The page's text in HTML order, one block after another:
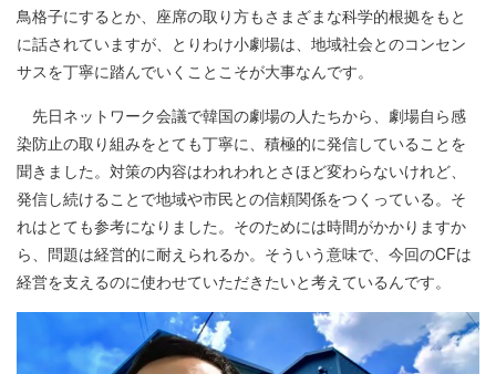
鳥格子にするとか、座席の取り方もさまざまな科学的根拠をもと
に話されていますが、とりわけ小劇場は、地域社会とのコンセン
サスを丁寧に踏んでいくことこそが大事なんです。
先日ネットワーク会議で韓国の劇場の人たちから、劇場自ら感
染防止の取り組みをとても丁寧に、積極的に発信していることを
聞きました。対策の内容はわれわれとさほど変わらないけれど、
発信し続けることで地域や市民との信頼関係をつくっている。そ
れはとても参考になりました。そのためには時間がかかりますか
ら、問題は経営的に耐えられるか。そういう意味で、今回のCFは
経営を支えるのに使わせていただきたいと考えているんです。